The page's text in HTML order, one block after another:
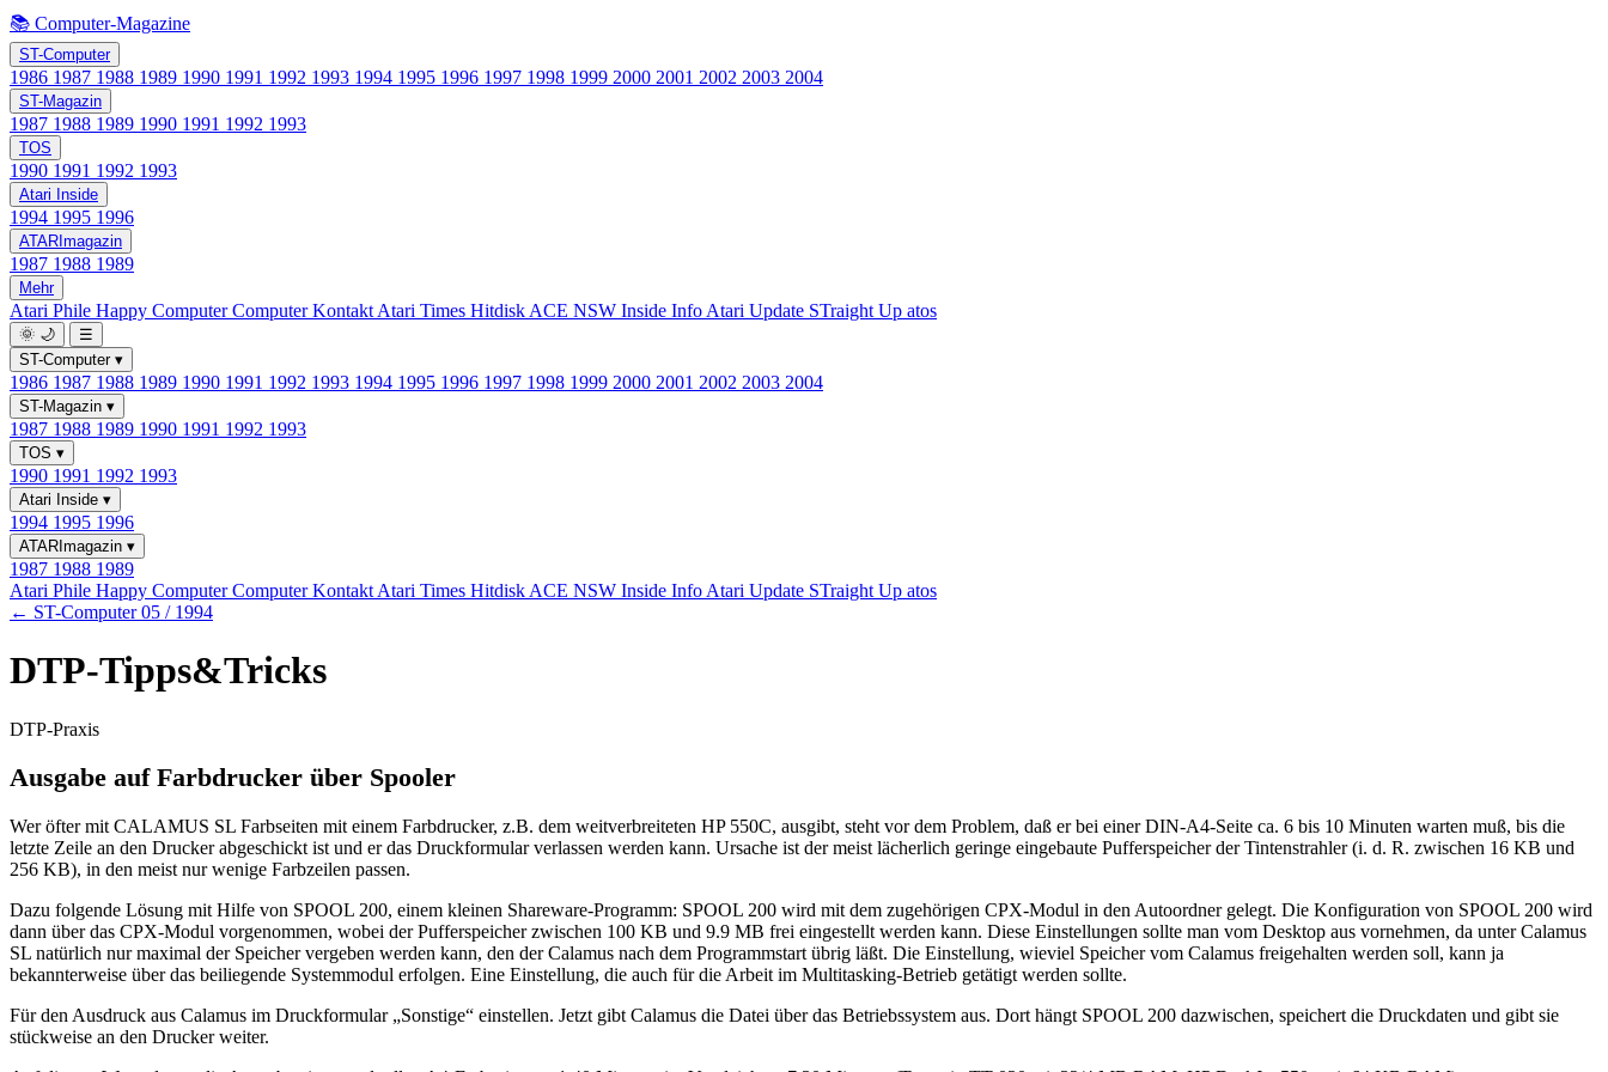
📚 Computer-Magazine
ST-Computer
1986 1987 1988 1989 1990 1991 1992 1993 1994 1995 1996 1997 1998 1999 2000 2001 2002 2003 2004
ST-Magazin
1987 1988 1989 1990 1991 1992 1993
TOS
1990 1991 1992 1993
Atari Inside
1994 1995 1996
ATARImagazin
1987 1988 1989
Mehr
Atari Phile Happy ComputerComputer Kontakt Atari Times Hitdisk ACE NSW Inside Info Atari Update STraight Up atos
🌞 🌙
☰
ST-Computer ▾
1986 1987 1988 1989 1990 1991 1992 1993 1994 1995 1996 1997 1998 1999 2000 2001 2002 2003 2004
ST-Magazin ▾
1987 1988 1989 1990 1991 1992 1993
TOS ▾
1990 1991 1992 1993
Atari Inside ▾
1994 1995 1996
ATARImagazin ▾
1987 1988 1989
Atari Phile Happy ComputerComputer Kontakt Atari Times Hitdisk ACE NSW Inside Info Atari Update STraight Up atos
← ST-Computer 05 / 1994
DTP-Tipps&Tricks
DTP-Praxis
Ausgabe auf Farbdrucker über Spooler
Wer öfter mit CALAMUS SL Farbseiten mit einem Farbdrucker, z.B. dem weitverbreiteten HP 550C, ausgibt, steht vor dem Problem, daß er bei einer DIN-A4-Seite ca. 6 bis 10 Minuten warten muß, bis die
letzte Zeile an den Drucker abgeschickt ist und er das Druckformular verlassen werden kann. Ursache ist der meist lächerlich geringe eingebaute Pufferspeicher der Tintenstrahler (i. d. R. zwischen 16 KB und
256 KB), in den meist nur wenige Farbzeilen passen.
Dazu folgende Lösung mit Hilfe von SPOOL 200, einem kleinen Shareware-Programm: SPOOL 200 wird mit dem zugehörigen CPX-Modul in den Autoordner gelegt. Die Konfiguration von SPOOL 200 wird
dann über das CPX-Modul vorgenommen, wobei der Pufferspeicher zwischen 100 KB und 9.9 MB frei eingestellt werden kann. Diese Einstellungen sollte man vom Desktop aus vornehmen, da unter Calamus
SL natürlich nur maximal der Speicher vergeben werden kann, den der Calamus nach dem Programmstart übrig läßt. Die Einstellung, wieviel Speicher vom Calamus freigehalten werden soll, kann ja
bekannterweise über das beiliegende Systemmodul erfolgen. Eine Einstellung, die auch für die Arbeit im Multitasking-Betrieb getätigt werden sollte.
Für den Ausdruck aus Calamus im Druckformular „Sonstige“ einstellen. Jetzt gibt Calamus die Datei über das Betriebssystem aus. Dort hängt SPOOL 200 dazwischen, speichert die Druckdaten und gibt sie
stückweise an den Drucker weiter.